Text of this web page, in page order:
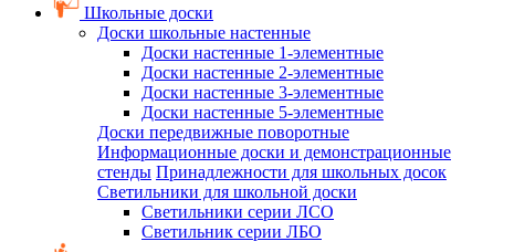
Школьные доски
Доски школьные настенные
Доски настенные 1-элементные
Доски настенные 2-элементные
Доски настенные 3-элементные
Доски настенные 5-элементные
Доски передвижные поворотные
Информационные доски и демонстрационные
стенды Принадлежности для школьных досок
Светильники для школьной доски
Светильники серии ЛСО
Светильник серии ЛБО